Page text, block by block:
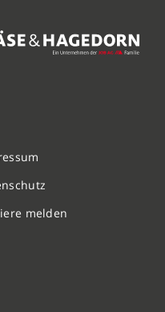
schreiben
melden